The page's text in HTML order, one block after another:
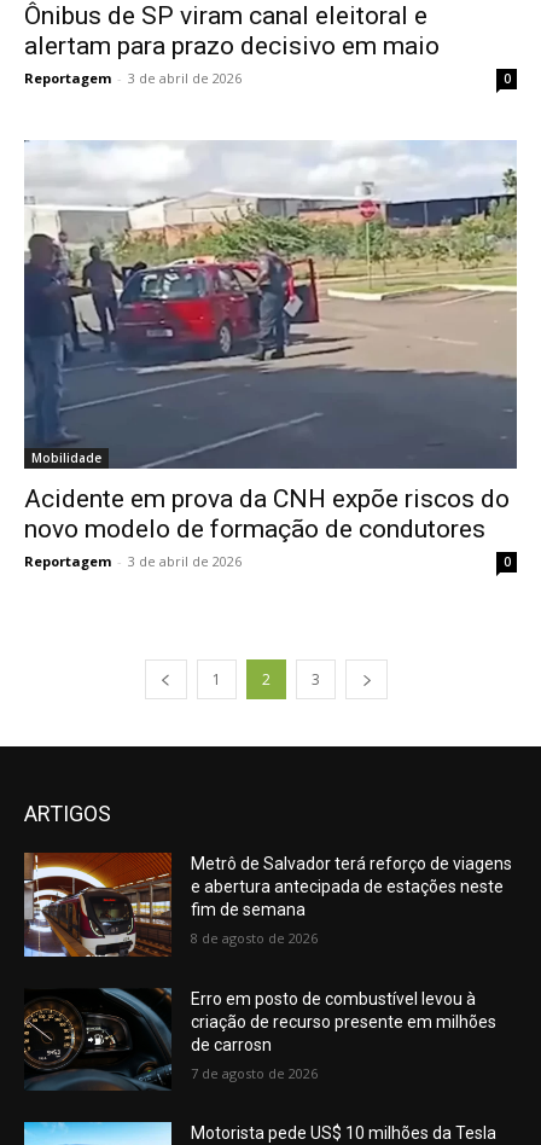
Ônibus de SP viram canal eleitoral e
alertam para prazo decisivo em maio
Reportagem - 3 de abril de 2026 0
Mobilidade
Acidente em prova da CNH expõe riscos do
novo modelo de formação de condutores
Reportagem - 3 de abril de 2026 0
1 2 3
ARTIGOS
Metrô de Salvador terá reforço de viagens
e abertura antecipada de estações neste
fim de semana
8 de agosto de 2026
Erro em posto de combustível levou à
criação de recurso presente em milhões
de carrosn
7 de agosto de 2026
Motorista pede US$ 10 milhões da Tesla